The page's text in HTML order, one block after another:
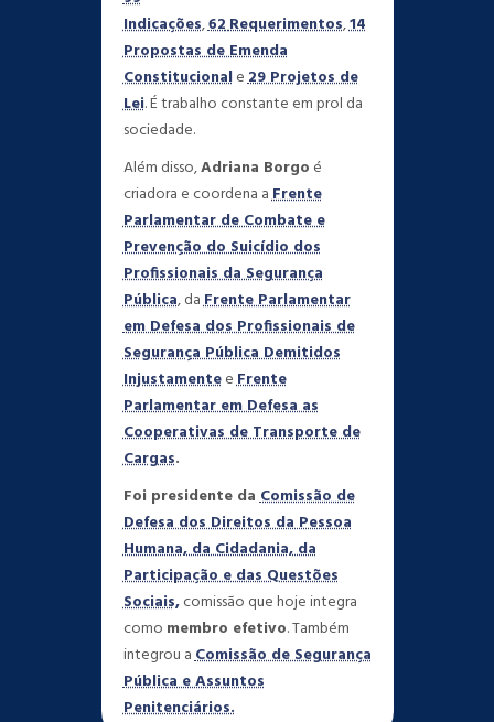
Indicações,62Requerimentos,14
Propostas de Emenda
Constitucionale29 Projetos de
Lei. É trabalho constante em prol da
sociedade.
Além disso,Adriana Borgo é
criadora e coordena aFrente
Parlamentar de Combate e
Prevenção do Suicídio dos
Profissionais da Segurança
Pública, daFrente Parlamentar
em Defesa dos Profissionais de
Segurança Pública Demitidos
InjustamenteeFrente
Parlamentar em Defesa as
Cooperativas de Transporte de
Cargas.
Foi presidente daComissão de
Defesa dos Direitos da Pessoa
Humana, da Cidadania, da
Participação e das Questões
Sociais,comissão que hoje integra
como membro efetivo. Também
integrou aComissão de Segurança
Pública e Assuntos
Penitenciários.